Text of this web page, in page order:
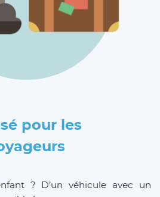
pour les
? D’un véhicule avec un